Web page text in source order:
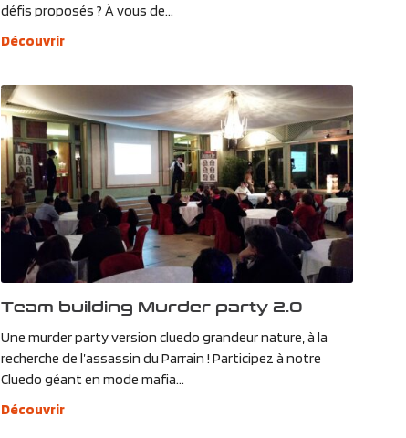
défis proposés ? À vous de...
Découvrir
Team building Murder party 2.0
Une murder party version cluedo grandeur nature, à la
recherche de l’assassin du Parrain ! Participez à notre
Cluedo géant en mode mafia...
Découvrir